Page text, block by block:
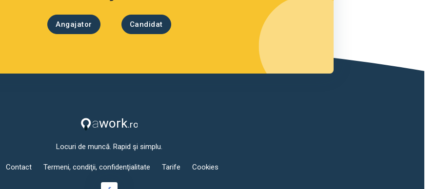
Angajator Candidat
Locuri de muncă. Rapid şi simplu.
Contact Termeni, condiţii, confidenţialitate Tarife Cookies